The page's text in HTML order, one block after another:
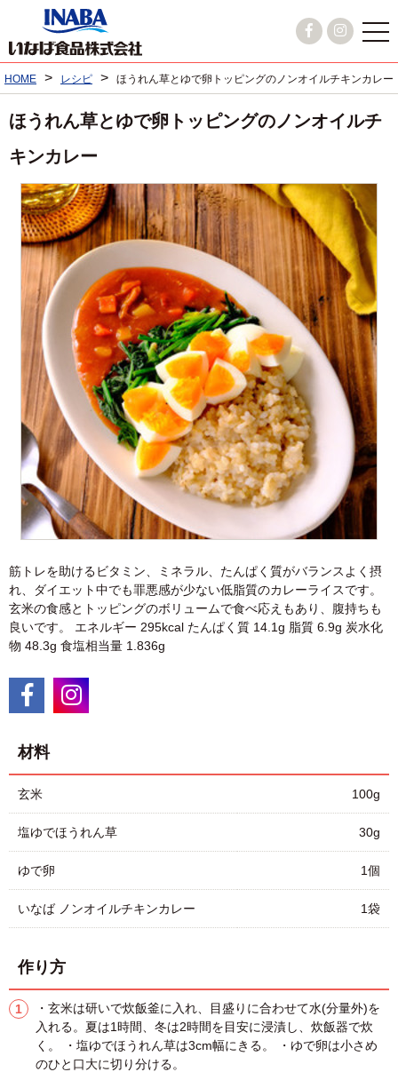
HOME > レシピ > ほうれん草とゆで卵トッピングのノンオイルチキンカレー
ほうれん草とゆで卵トッピングのノンオイルチ
キンカレー
筋トレを助けるビタミン、ミネラル、たんぱく質がバランスよく摂
れ、ダイエット中でも罪悪感が少ない低脂質のカレーライスです。
玄米の食感とトッピングのボリュームで食べ応えもあり、腹持ちも
良いです。 エネルギー 295kcal たんぱく質 14.1g 脂質 6.9g 炭水化
物 48.3g 食塩相当量 1.836g
材料
玄米 100g
塩ゆでほうれん草 30g
ゆで卵 1個
いなば ノンオイルチキンカレー 1袋
作り方
・玄米は研いで炊飯釜に入れ、目盛りに合わせて水(分量外)を
入れる。夏は1時間、冬は2時間を目安に浸漬し、炊飯器で炊
く。 ・塩ゆでほうれん草は3cm幅にきる。 ・ゆで卵は小さめ
のひと口大に切り分ける。